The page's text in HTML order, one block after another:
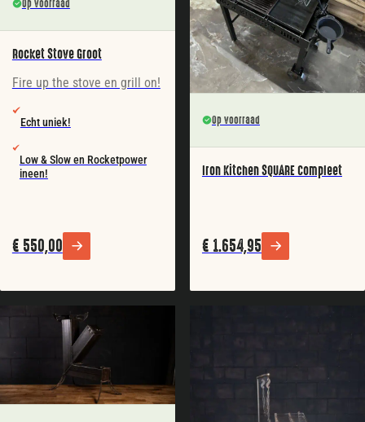
Op voorraad
Rocket Stove Groot
Fire up the stove en grill on!
Echt uniek!
Low & Slow en Rocketpower
ineen!
€ 550,00
Op voorraad
Iron Kitchen SQUARE Compleet
€ 1.654,95